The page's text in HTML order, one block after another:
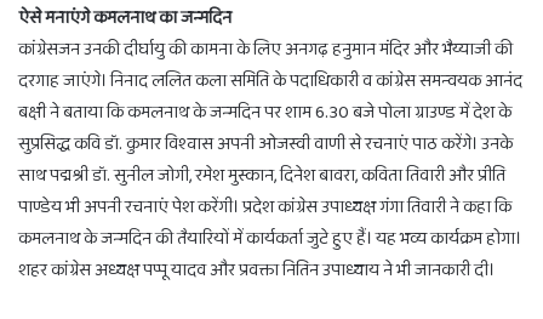
ऐसे मनाएंगे कमलनाथ का जन्मदिन
कांग्रेसजन उनकी दीर्घायु की कामना के लिए अनगढ़ हनुमान मंदिर और भैय्याजी की
दरगाह जाएंगे। निनाद ललित कला समिति के पदाधिकारी व कांग्रेस समन्वयक आनंद
बक्षी ने बताया कि कमलनाथ के जन्मदिन पर शाम 6.30 बजे पोला ग्राउण्ड में देश के
सुप्रसिद्ध कवि डॉ. कुमार विश्वास अपनी ओजस्वी वाणी से रचनाएं पाठ करेंगे। उनके
साथ पद्मश्री डॉ. सुनील जोगी, रमेश मुस्कान, दिनेश बावरा, कविता तिवारी और प्रीति
पाण्डेय भी अपनी रचनाएं पेश करेंगी। प्रदेश कांग्रेस उपाध्यक्ष गंगा तिवारी ने कहा कि
कमलनाथ के जन्मदिन की तैयारियों में कार्यकर्ता जुटे हुए हैं। यह भव्य कार्यक्रम होगा।
शहर कांग्रेस अध्यक्ष पप्पू यादव और प्रवक्ता नितिन उपाध्याय ने भी जानकारी दी।